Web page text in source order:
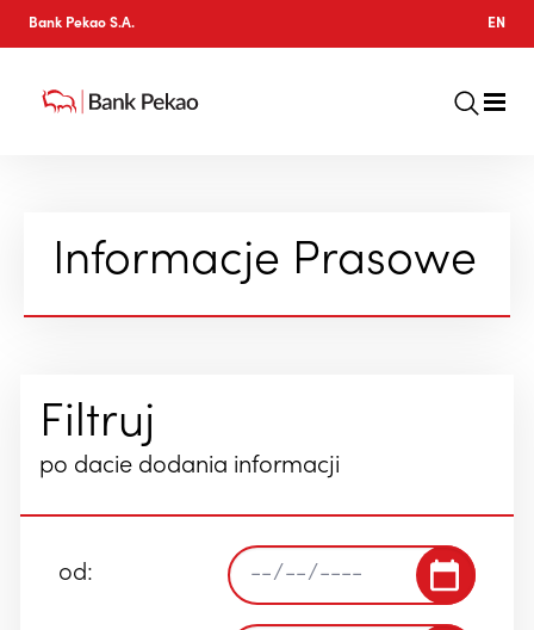
Bank Pekao S.A. EN
Informacje Prasowe
Filtruj
po dacie dodania informacji
od: